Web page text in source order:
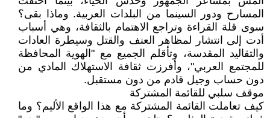
المسارح ودور السينما من البلدات العربية. وماذا بقى؟
سوى قلة القراءة وتراجع الاهتمام بالثقافة، وهي أسباب
أدت إلى انتشار لمظاهر العنف والقتل وسيطرة العادات
والتقاليد المقدسة، وتأقلم الجميع مع "الهوية المحافظة
للمجتمع العربي"، وأفرزت ثقافة الاستهلاك المادي من
دون حساب وجيل قادم من دون مستقبل.
موقف سلبي للقائمة المشتركة
كيف تعاملت القائمة المشتركة مع هذا الواقع الأليم؟ وما